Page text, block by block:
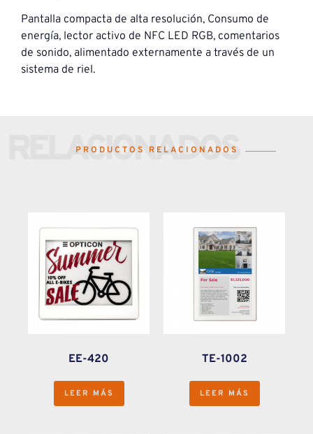
Pantalla compacta de alta resolución, Consumo de
energía, lector activo de NFC LED RGB, comentarios
de sonido, alimentado externamente a través de un
sistema de riel.
RELACIONADOS
PRODUCTOS RELACIONADOS
EE-420
LEER MÁS
TE-1002
LEER MÁS